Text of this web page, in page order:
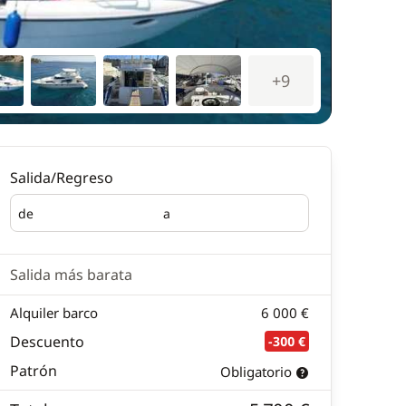
+9
Salida/Regreso
de
Salida a
Regreso
Salida más barata
Alquiler barco 6 000 €
Descuento -300 €
Patrón Obligatorio